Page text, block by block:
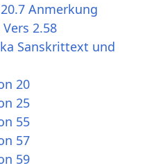
Anmerkung
2.58
Sanskrittext und
20
25
55
57
59